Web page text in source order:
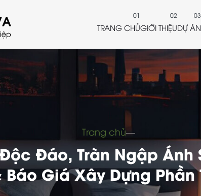
TRANG CHỦGIỚI THIỆUDỰ ÁN
Trang chủ―
Đáo, Tràn Ngập Ánh
Báo Giá Xây Dựng Phần